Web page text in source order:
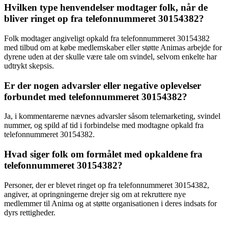
Hvilken type henvendelser modtager folk, når de
bliver ringet op fra telefonnummeret 30154382?
Folk modtager angiveligt opkald fra telefonnummeret 30154382
med tilbud om at købe medlemskaber eller støtte Animas arbejde for
dyrene uden at der skulle være tale om svindel, selvom enkelte har
udtrykt skepsis.
Er der nogen advarsler eller negative oplevelser
forbundet med telefonnummeret 30154382?
Ja, i kommentarerne nævnes advarsler såsom telemarketing, svindel
nummer, og spild af tid i forbindelse med modtagne opkald fra
telefonnummeret 30154382.
Hvad siger folk om formålet med opkaldene fra
telefonnummeret 30154382?
Personer, der er blevet ringet op fra telefonnummeret 30154382,
angiver, at opringningerne drejer sig om at rekruttere nye
medlemmer til Anima og at støtte organisationen i deres indsats for
dyrs rettigheder.